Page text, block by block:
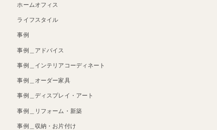
ホームオフィス
ライフスタイル
事例
事例＿アドバイス
事例＿インテリアコーディネート
事例＿オーダー家具
事例＿ディスプレイ・アート
事例＿リフォーム・新築
事例＿収納・お片付け